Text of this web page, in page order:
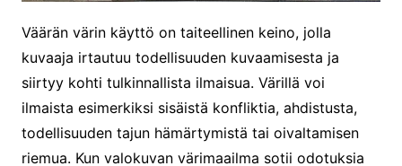
Väärän värin käyttö on taiteellinen keino, jolla
kuvaaja irtautuu todellisuuden kuvaamisesta ja
siirtyy kohti tulkinnallista ilmaisua. Värillä voi
ilmaista esimerkiksi sisäistä konfliktia, ahdistusta,
todellisuuden tajun hämärtymistä tai oivaltamisen
riemua. Kun valokuvan värimaailma sotii odotuksia